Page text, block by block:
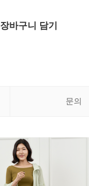
장바구니 담기
문의